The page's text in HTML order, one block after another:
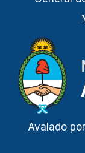
Avalado